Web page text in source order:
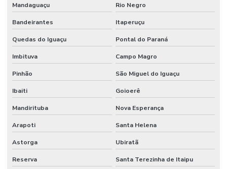
Mandaguaçu Rio Negro
Bandeirantes Itaperuçu
Quedas do Iguaçu Pontal do Paraná
Imbituva Campo Magro
Pinhão São Miguel do Iguaçu
Ibaiti Goioerê
Mandirituba Nova Esperança
Arapoti Santa Helena
Astorga Ubiratã
Reserva Santa Terezinha de Itaipu